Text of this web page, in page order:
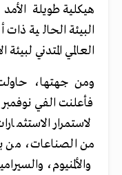
هيكلية طويلة
البيئة الحالية
العالمي المتدني لبيئة
ومن جهتها،
فأعلنت الفي
لاستمرار
من الصناعات، من
والألمنيوم،